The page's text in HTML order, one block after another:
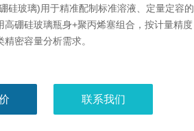
硅玻璃)用于精准配制标准溶液、定量定容的
高硼硅玻璃瓶身+聚丙烯塞组合，按计量精度
密容量分析需求。
联系我们